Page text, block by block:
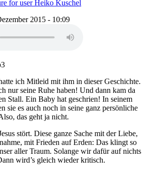
2015 - 10:09
ich Mitleid mit ihm in dieser Geschichte.
nur seine Ruhe haben! Und dann kam da
Stall. Ein Baby hat geschrien! In seinem
sie es auch noch in seine ganz persönliche
das geht ja nicht.
stört. Diese ganze Sache mit der Liebe,
mit Frieden auf Erden: Das klingt so
aller Traum. Solange wir dafür auf nichts
wird’s gleich wieder kritisch.